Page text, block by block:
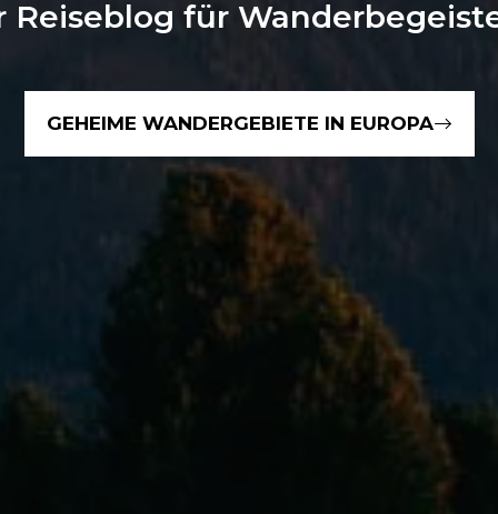
Reiseblog für
GEHEIME WANDERGEBIETE IN EUROPA